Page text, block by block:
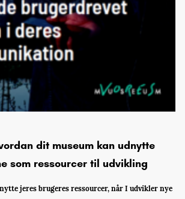
dit museum kan udnytte
som ressourcer til udvikling
jeres brugeres ressourcer, når I udvikler nye